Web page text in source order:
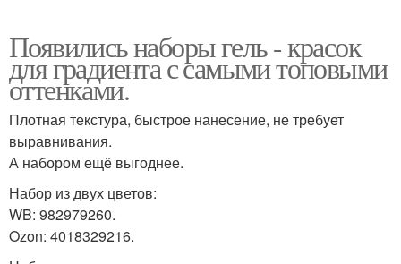
Появились наборы гель - красок
для градиента с самыми топовыми
оттенками.
Плотная текстура, быстрое нанесение, не требует
выравнивания.
А набором ещё выгоднее.
Набор из двух цветов:
WB: 982979260.
Ozon: 4018329216.